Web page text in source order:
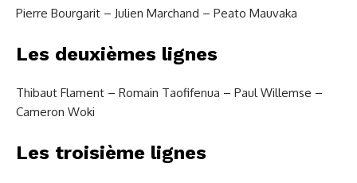
Pierre Bourgarit – Julien Marchand – Peato Mauvaka
Les deuxièmes lignes
Thibaut Flament – Romain Taofifenua – Paul Willemse –
Cameron Woki
Les troisième lignes